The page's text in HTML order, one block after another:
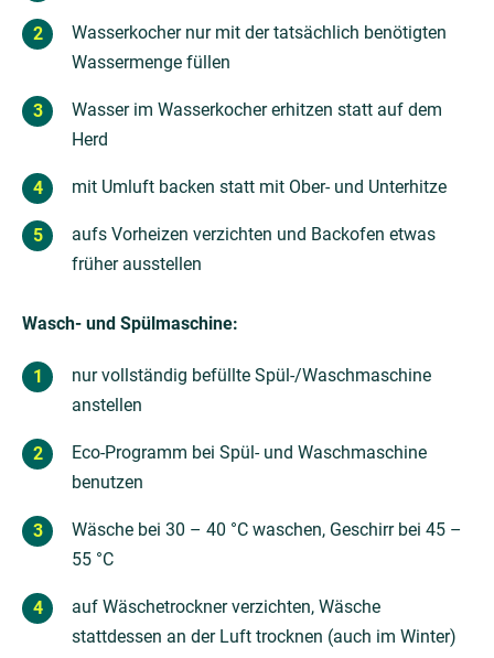
Wasserkocher nur mit der tatsächlich benötigten
Wassermenge füllen
Wasser im Wasserkocher erhitzen statt auf dem
Herd
mit Umluft backen statt mit Ober- und Unterhitze
aufs Vorheizen verzichten und Backofen etwas
früher ausstellen
Wasch- und Spülmaschine:
nur vollständig befüllte Spül-/Waschmaschine
anstellen
Eco-Programm bei Spül- und Waschmaschine
benutzen
Wäsche bei 30 – 40 °C waschen, Geschirr bei 45 –
55 °C
auf Wäschetrockner verzichten, Wäsche
stattdessen an der Luft trocknen (auch im Winter)